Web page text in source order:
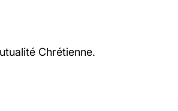
Chrétienne.